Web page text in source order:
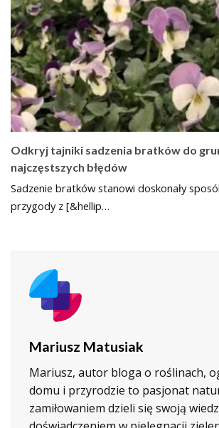
Odkryj tajniki sadzenia bratków do
najczęstszych błędów
Sadzenie bratków stanowi doskonały
przygody z [&hellip…
Mariusz Matusiak
Mariusz, autor bloga o roślinach,
domu i przyrodzie to pasjonat
zamiłowaniem dzieli się swoją